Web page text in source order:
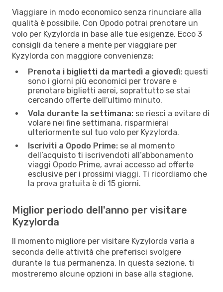
Viaggiare in modo economico senza rinunciare alla
qualità è possibile. Con Opodo potrai prenotare un
volo per Kyzylorda in base alle tue esigenze. Ecco 3
consigli da tenere a mente per viaggiare per
Kyzylorda con maggiore convenienza:
Prenota i biglietti da martedì a giovedì: questi
sono i giorni più economici per trovare e
prenotare biglietti aerei, soprattutto se stai
cercando offerte dell'ultimo minuto.
Vola durante la settimana: se riesci a evitare di
volare nei fine settimana, risparmierai
ulteriormente sul tuo volo per Kyzylorda.
Iscriviti a Opodo Prime: se al momento
dell’acquisto ti iscrivendoti all’abbonamento
viaggi Opodo Prime, avrai accesso ad offerte
esclusive per i prossimi viaggi. Ti ricordiamo che
la prova gratuita è di 15 giorni.
Miglior periodo dell'anno per visitare
Kyzylorda
Il momento migliore per visitare Kyzylorda varia a
seconda delle attività che preferisci svolgere
durante la tua permanenza. In questa sezione, ti
mostreremo alcune opzioni in base alla stagione.